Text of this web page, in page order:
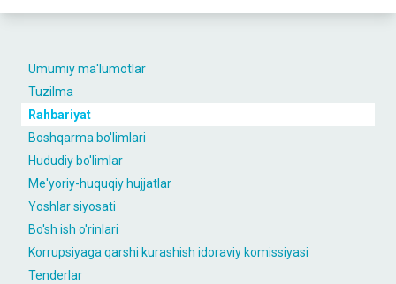
Umumiy ma'lumotlar
Tuzilma
Rahbariyat
Boshqarma bo'limlari
Hududiy bo'limlar
Me'yoriy-huquqiy hujjatlar
Yoshlar siyosati
Bo'sh ish o'rinlari
Korrupsiyaga qarshi kurashish idoraviy komissiyasi
Tenderlar